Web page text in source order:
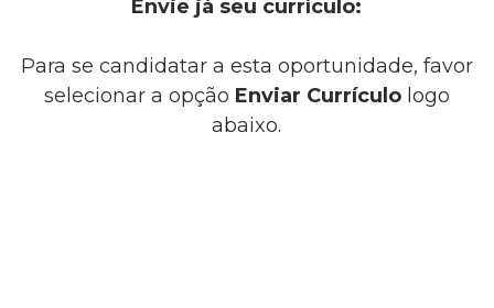
Envie já seu currículo:
Para se candidatar a esta oportunidade, favor
selecionar a opção Enviar Currículo logo
abaixo.